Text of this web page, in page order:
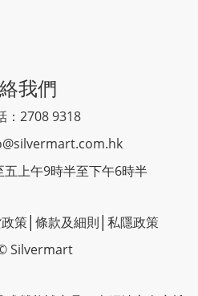
我們
：2708 9318
上午9時半至下午6時半
策 條款及細則 私隱政策
Silvermart